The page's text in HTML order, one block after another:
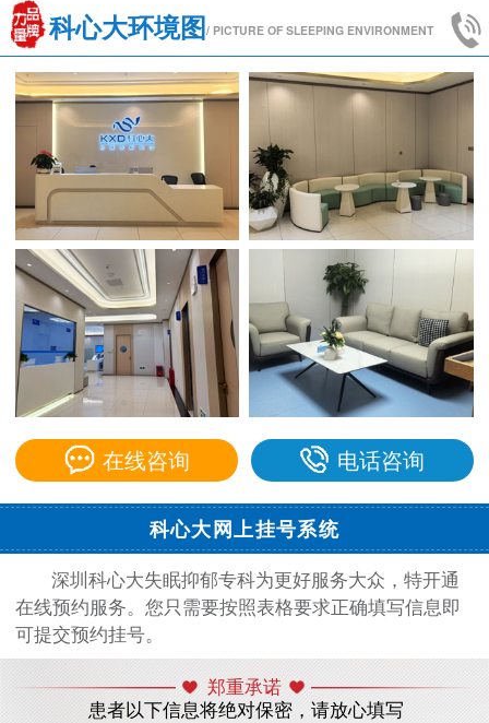
科心大环境图/ PICTURE OF SLEEPING ENVIRONMENT
在线咨询 电话咨询
科心大网上挂号系统
深圳科心大失眠抑郁专科为更好服务大众，特开通
在线预约服务。您只需要按照表格要求正确填写信息即
可提交预约挂号。
郑重承诺
患者以下信息将绝对保密，请放心填写